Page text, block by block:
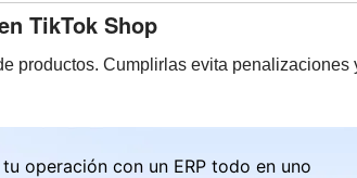
TikTok Shop
productos. Cumplirlas evita penalizaciones
operación con un ERP todo en uno